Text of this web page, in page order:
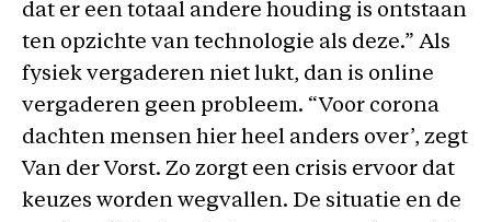
dat er een totaal andere houding is ontstaan
ten opzichte van technologie als deze.” Als
fysiek vergaderen niet lukt, dan is online
vergaderen geen probleem. “Voor corona
dachten mensen hier heel anders over’, zegt
Van der Vorst. Zo zorgt een crisis ervoor dat
keuzes worden wegvallen. De situatie en de